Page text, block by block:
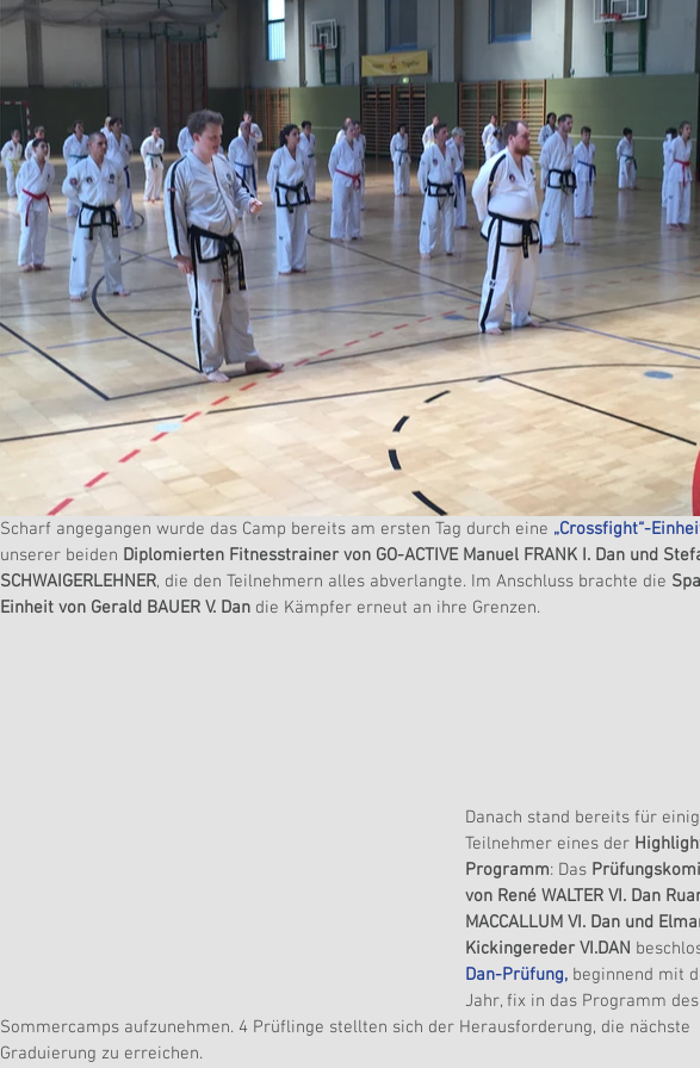
Scharf angegangen wurde das Camp bereits am ersten Tag durch eine „Crossfight“-
unserer beiden Diplomierten Fitnesstrainer von GO-ACTIVE Manuel FRANK I. Dan und
SCHWAIGERLEHNER, die den Teilnehmern alles abverlangte. Im Anschluss brachte die
Einheit von Gerald BAUER V. Dan die Kämpfer erneut an ihre Grenzen.
Danach stand bereits für
Teilnehmer eines der
Programm: Das
von René WALTER VI. Dan
MACCALLUM VI. Dan und
Kickingereder VI.DAN
Dan-Prüfung, beginnend mit
Jahr, fix in das Programm
Sommercamps aufzunehmen. 4 Prüflinge stellten sich der Herausforderung, die nächste
Graduierung zu erreichen.